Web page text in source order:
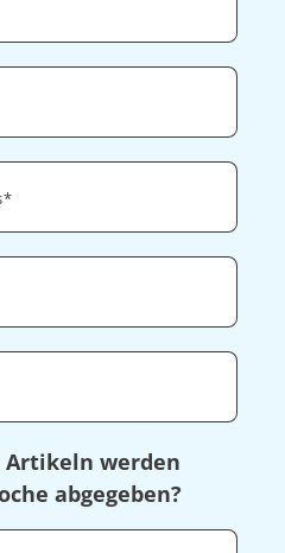
Artikeln werden
abgegeben?